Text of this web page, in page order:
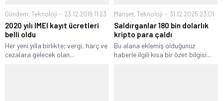
Gündem, Teknoloji 23.12.2019 11:23
2020 yılı IMEI kayıt ücretleri
belli oldu
Her yeni yılla birlikte; vergi, harç ve
cezalara gelecek olan...
Manşet, Teknoloji 31.12.2025 23:01
Saldırganlar 180 bin dolarlık
kripto para çaldı
Bu alana eklemiş olduğunuz
haberle ilgili kısa bir özet bilgisi...